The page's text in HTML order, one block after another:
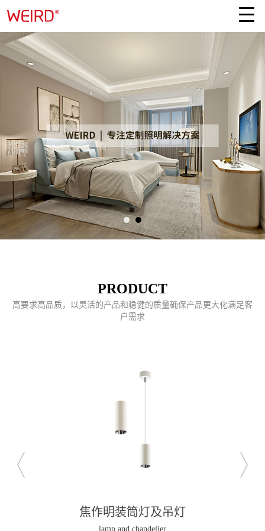
PRODUCT
高要求高品质，以灵活的产品和稳健的质量确保产品更大化满足客
户需求
焦作明装筒灯及吊灯
lamp and chandelier